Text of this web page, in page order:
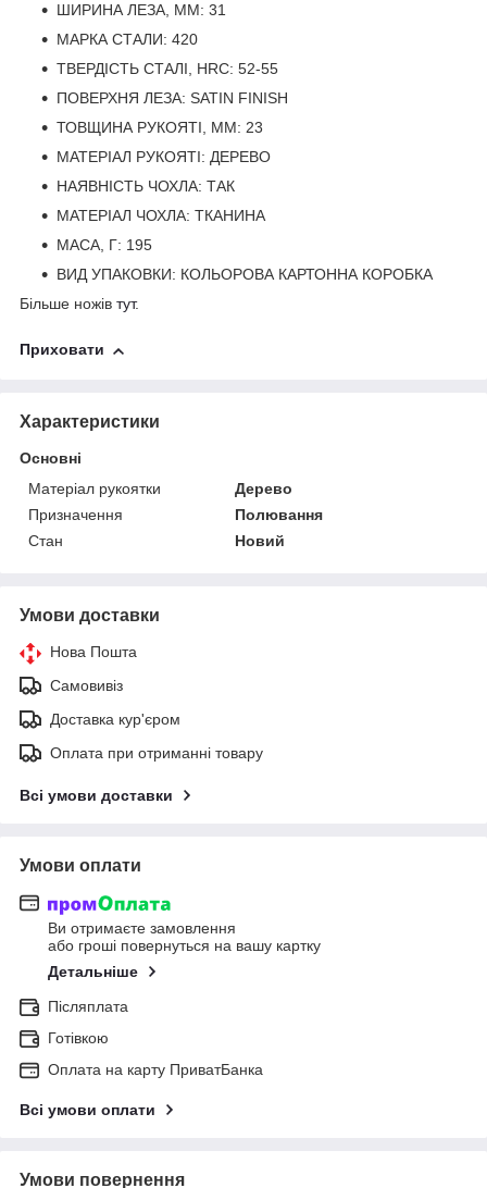
ШИРИНА ЛЕЗА, ММ: 31
МАРКА СТАЛИ: 420
ТВЕРДІСТЬ СТАЛІ, HRC: 52-55
ПОВЕРХНЯ ЛЕЗА: SATIN FINISH
ТОВЩИНА РУКОЯТІ, ММ: 23
МАТЕРІАЛ РУКОЯТІ: ДЕРЕВО
НАЯВНІСТЬ ЧОХЛА: ТАК
МАТЕРІАЛ ЧОХЛА: ТКАНИНА
МАСА, Г: 195
ВИД УПАКОВКИ: КОЛЬОРОВА КАРТОННА КОРОБКА
Більше ножів тут.
Приховати
Характеристики
Основні
Матеріал рукоятки
Дерево
Призначення
Полювання
Стан
Новий
Умови доставки
Нова Пошта
Самовивіз
Доставка кур'єром
Оплата при отриманні товару
Всі умови доставки
Умови оплати
Ви отримаєте замовлення
або гроші повернуться на вашу картку
Детальніше
Післяплата
Готівкою
Оплата на карту ПриватБанка
Всі умови оплати
Умови повернення